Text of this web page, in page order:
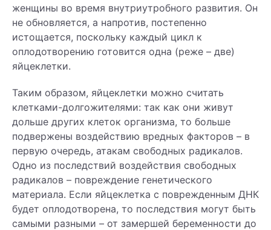
женщины во время внутриутробного развития. Он
не обновляется, а напротив, постепенно
истощается, поскольку каждый цикл к
оплодотворению готовится одна (реже – две)
яйцеклетки.
Таким образом, яйцеклетки можно считать
клетками-долгожителями: так как они живут
дольше других клеток организма, то больше
подвержены воздействию вредных факторов – в
первую очередь, атакам свободных радикалов.
Одно из последствий воздействия свободных
радикалов – повреждение генетического
материала. Если яйцеклетка с поврежденным ДНК
будет оплодотворена, то последствия могут быть
самыми разными – от замершей беременности до